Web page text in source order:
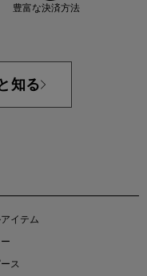
豊富な決済方法
知る
イテム
ス